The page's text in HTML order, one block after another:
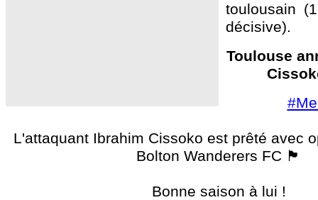
toulousain
décisive).
Toulouse
L'attaquant Ibrahim Cissoko est prêté avec
Bolton Wanderers FC 🏴󠁧󠁢󠁥󠁮󠁧󠁿
Bonne saison à lui !